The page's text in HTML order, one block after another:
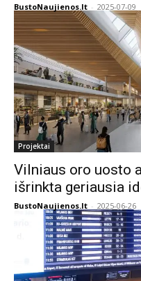
BustoNaujienos.lt - 2025-07-09
Projektai
Vilniaus oro uosto
išrinkta geriausia
BustoNaujienos.lt - 2025-06-26